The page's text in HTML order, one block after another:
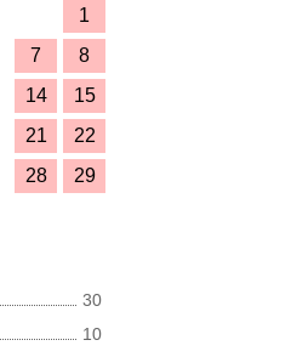
1
7
8
14
15
21
22
28
29
30
10